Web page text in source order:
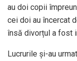
au doi copii
cei doi au încercat
însă divorțul a fost
Lucrurile și-au